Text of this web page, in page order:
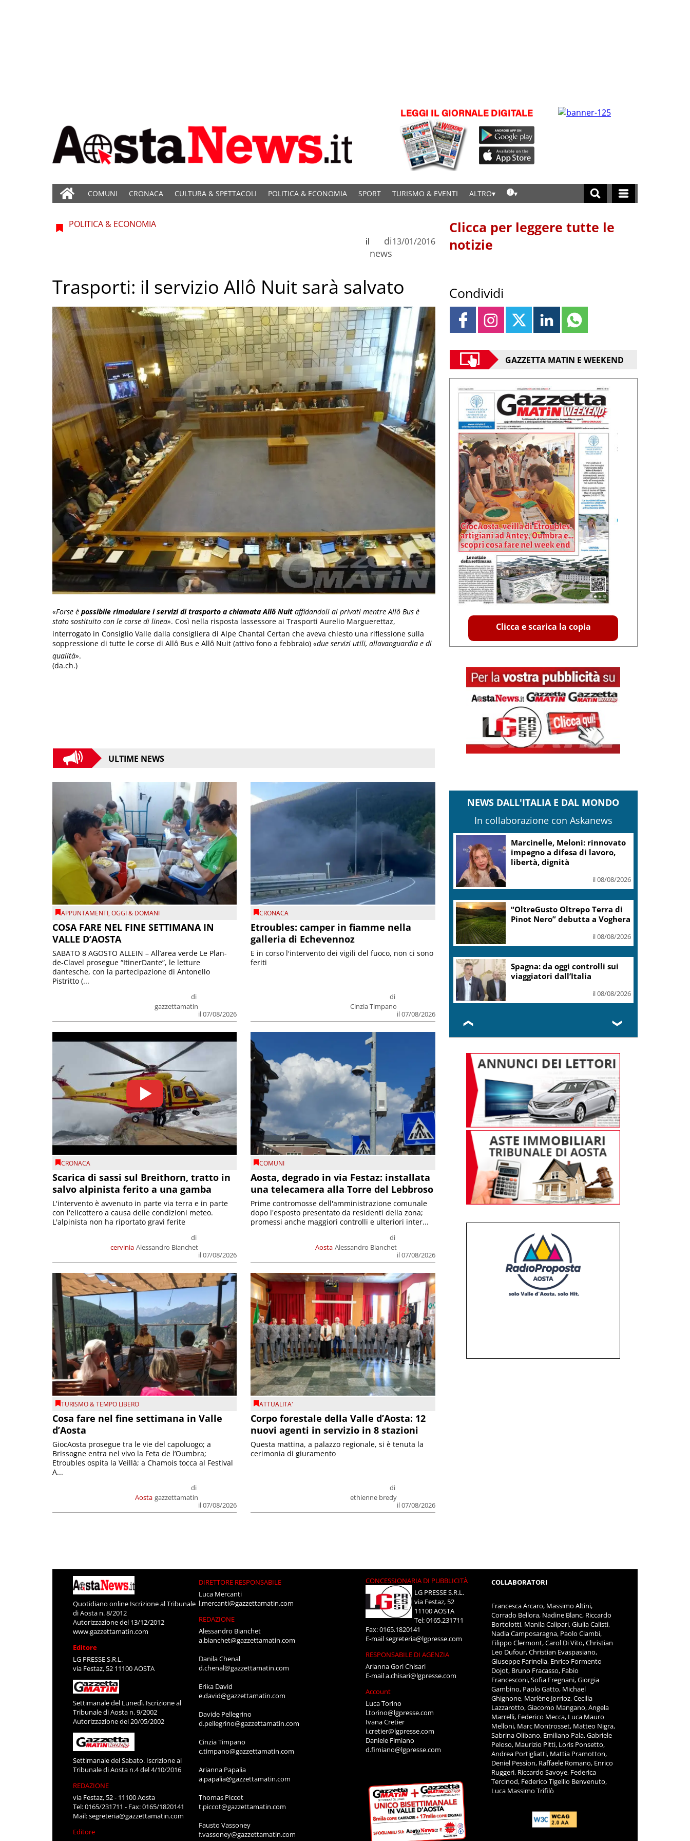
COMUNI CRONACA CULTURA & SPETTACOLI POLITICA & ECONOMIA SPORT TURISMO & EVENTI ALTRO
POLITICA & ECONOMIA
di
news
il 13/01/2016
Trasporti: il servizio Allô Nuit sarà salvato
«Forse è possibile rimodulare i servizi di trasporto a chiamata Allô Nuit affidandoli ai privati mentre Allô Bus è
stato sostituito con le corse di linea». Così nella risposta lassessore ai Trasporti Aurelio Marguerettaz,
interrogato in Consiglio Valle dalla consigliera di Alpe Chantal Certan che aveva chiesto una riflessione sulla
soppressione di tutte le corse di Allô Bus e Allô Nuit (attivo fono a febbraio) «due servizi utili, allavanguardia e di
qualità».
(da.ch.)
ULTIME NEWS
APPUNTAMENTI,OGGI & DOMANI
COSA FARE NEL FINE SETTIMANA IN
VALLE D’AOSTA
di
gazzettamatin
il 07/08/2026
SABATO 8 AGOSTO ALLEIN – All’area verde Le Plan-
de-Clavel prosegue “ItinerDante”, le letture
dantesche, con la partecipazione di Antonello
Pistritto (...
CRONACA
Etroubles: camper in fiamme nella
galleria di Echevennoz
di
Cinzia Timpano
il 07/08/2026
E in corso l'intervento dei vigili del fuoco, non ci sono
feriti
CRONACA
Scarica di sassi sul Breithorn, tratto in
salvo alpinista ferito a una gamba
cervinia
di
Alessandro Bianchet
il 07/08/2026
L'intervento è avvenuto in parte via terra e in parte
con l'elicottero a causa delle condizioni meteo.
L'alpinista non ha riportato gravi ferite
COMUNI
Aosta, degrado in via Festaz: installata
una telecamera alla Torre del Lebbroso
Aosta
di
Alessandro Bianchet
il 07/08/2026
Prime contromosse dell'amministrazione comunale
dopo l'esposto presentato da residenti della zona;
promessi anche maggiori controlli e ulteriori inter...
TURISMO & TEMPO LIBERO
Cosa fare nel fine settimana in Valle
d’Aosta
Aosta
di
gazzettamatin
il 07/08/2026
GiocAosta prosegue tra le vie del capoluogo; a
Brissogne entra nel vivo la Feta de l’Oumbra;
Etroubles ospita la Veillà; a Chamois tocca al Festival
A...
ATTUALITA'
Corpo forestale della Valle d’Aosta: 12
nuovi agenti in servizio in 8 stazioni
di
ethienne bredy
il 07/08/2026
Questa mattina, a palazzo regionale, si è tenuta la
cerimonia di giuramento
Clicca per leggere tutte le
notizie
Condividi
GAZZETTA MATIN E WEEKEND
Clicca e scarica la copia
NEWS DALL'ITALIA E DAL MONDO
In collaborazione con Askanews
Marcinelle, Meloni: rinnovato
impegno a difesa di lavoro,
libertà, dignità
il 08/08/2026
“OltreGusto Oltrepo Terra di
Pinot Nero” debutta a Voghera
il 08/08/2026
Spagna: da oggi controlli sui
viaggiatori dall’Italia
il 08/08/2026
❮ ❯
Quotidiano online Iscrizione al Tribunale
di Aosta n. 8/2012
Autorizzazione del 13/12/2012
www.gazzettamatin.com
Editore
LG PRESSE S.R.L.
via Festaz, 52 11100 AOSTA
Settimanale del Lunedì. Iscrizione al
Tribunale di Aosta n. 9/2002
Autorizzazione del 20/05/2002
Settimanale del Sabato. Iscrizione al
Tribunale di Aosta n.4 del 4/10/2016
REDAZIONE
via Festaz, 52 - 11100 Aosta
Tel: 0165/231711 - Fax: 0165/1820141
Mail:segreteria@gazzettamatin.com
Editore
DIRETTORE RESPONSABILE
Luca Mercanti
l.mercanti@gazzettamatin.com
REDAZIONE
Alessandro Bianchet
a.bianchet@gazzettamatin.com
Danila Chenal
d.chenal@gazzettamatin.com
Erika David
e.david@gazzettamatin.com
Davide Pellegrino
d.pellegrino@gazzettamatin.com
Cinzia Timpano
c.timpano@gazzettamatin.com
Arianna Papalia
a.papalia@gazzettamatin.com
Thomas Piccot
t.piccot@gazzettamatin.com
Fausto Vassoney
f.vassoney@gazzettamatin.com
CONCESSIONARIA DI PUBBLICITÀ
LG PRESSE S.R.L.
via Festaz, 52
11100 AOSTA
Tel: 0165.231711
Fax: 0165.1820141
E-mailsegreteria@lgpresse.com
RESPONSABILE DI AGENZIA
Arianna Gori Chisari
E-maila.chisari@lgpresse.com
Account
Luca Torino
l.torino@lgpresse.com
Ivana Cretier
i.cretier@lgpresse.com
Daniele Fimiano
d.fimiano@lgpresse.com
COLLABORATORI
Francesca Arcaro, Massimo Altini,
Corrado Bellora, Nadine Blanc, Riccardo
Bortolotti, Manila Calipari, Giulia Calisti,
Nadia Camposaragna, Paolo Ciambi,
Filippo Clermont, Carol Di Vito, Christian
Leo Dufour, Christian Evaspasiano,
Giuseppe Farinella, Enrico Formento
Dojot, Bruno Fracasso, Fabio
Francesconi, Sofia Fregnani, Giorgia
Gambino, Paolo Gatto, Michael
Ghignone, Marlène Jorrioz, Cecilia
Lazzarotto, Giacomo Mangano, Angela
Marrelli, Federico Mecca, Luca Mauro
Melloni, Marc Montrosset, Matteo Nigra,
Sabrina Olibano, Emiliano Pala, Gabriele
Peloso, Maurizio Pitti, Loris Ponsetto,
Andrea Portigliatti, Mattia Pramotton,
Deniel Pession, Raffaele Romano, Enrico
Ruggeri, Riccardo Savoye, Federica
Tercinod, Federico Tigellio Benvenuto,
Luca Massimo Trifilò